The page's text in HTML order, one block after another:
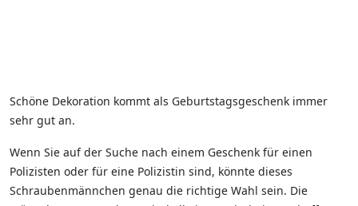
Schöne Dekoration kommt als Geburtstagsgeschenk immer
sehr gut an.
Wenn Sie auf der Suche nach einem Geschenk für einen
Polizisten oder für eine Polizistin sind, könnte dieses
Schraubenmännchen genau die richtige Wahl sein. Die